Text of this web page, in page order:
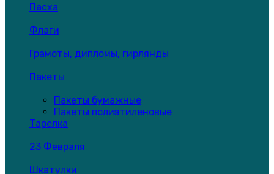
Пасха
Флаги
Грамоты, дипломы, гирлянды
Пакеты
Пакеты бумажные
Пакеты полиэтиленовые
Тарелка
23 Февраля
Шкатулки